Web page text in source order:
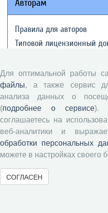
Авторам
Правила для авторов
Типовой лицензионный
Согласие на обработку
Авторские права
Рецензентам
Памятка рецензенту
Положение о
Форма рецензии
Для оптимальной работы
файлы, а также сервис
анализа данных о
(подробнее о сервисе).
соглашаетесь на
веб-аналитики и
обработки персональных
можете в настройках своего
СОГЛАСЕН